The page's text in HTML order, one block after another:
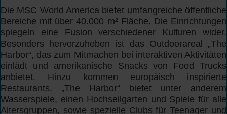
Die MSC World America bietet umfangreiche öffentliche
Bereiche mit über 40.000 m² Fläche. Die Einrichtungen
spiegeln eine Fusion verschiedener Kulturen wider.
Besonders hervorzuheben ist das Outdoorareal „The
Harbor“, das zum Mitmachen bei interaktiven Aktivitäten
einlädt und amerikanische Snacks von Food Trucks
anbietet. Hinzu kommen europäisch inspirierte
Restaurants. „The Harbor“ bietet unter anderem
Wasserspiele, einen Hochseilgarten und Spiele für alle
Altersgruppen, sowie spezielle Clubs für Teenager und